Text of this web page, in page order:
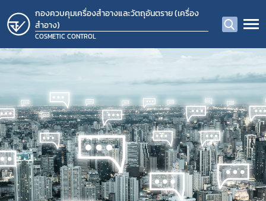
กองควบคุมเครื่องสำอางและวัตถุอันตราย (เครื่อง
สำอาง)
COSMETIC CONTROL